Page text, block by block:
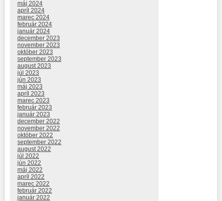
máj 2024
apríl 2024
marec 2024
február 2024
január 2024
december 2023
november 2023
október 2023
september 2023
august 2023
júl 2023
jún 2023
máj 2023
apríl 2023
marec 2023
február 2023
január 2023
december 2022
november 2022
október 2022
september 2022
august 2022
júl 2022
jún 2022
máj 2022
apríl 2022
marec 2022
február 2022
január 2022